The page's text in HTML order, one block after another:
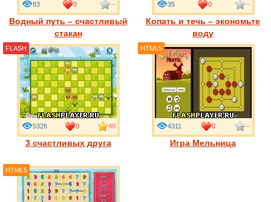
Водный путь – счастливый
стакан
83 0 --
Копать и течь – экономьте
воду
35 0 --
3 счастливых друга
5326 0 40
FLASH
Игра Мельница
4311 0 --
HTML5
HTML5